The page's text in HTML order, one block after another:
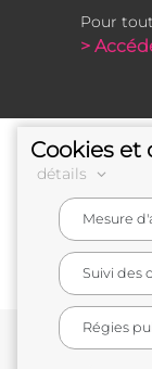
Pour
>
Cookies et
détails
Mesure
Suivi des
Régies